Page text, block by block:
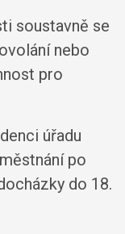
soustavně se
nebo
pro
úřadu
po
do 18.